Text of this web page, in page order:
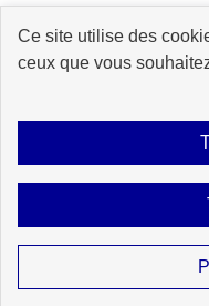
Ce site utilise des
ceux que vous
Plan du site Accessibilité :
Sauf mention contraire, tous